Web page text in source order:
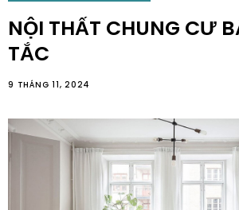
NỘI THẤT CHUNG CƯ
TẮC
9 THÁNG 11, 2024